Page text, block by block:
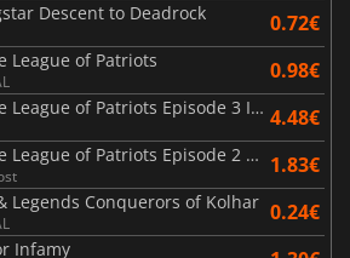
Descent to Deadrock 0.72€
League of Patriots 0.98€
Supreme League of Patriots Episode 3 Ice Cold in Ellis 4.48€
Supreme League of Patriots Episode 2 Patriot Frames 1.83€
Legends Conquerors of Kolhar 0.24€
Infamy